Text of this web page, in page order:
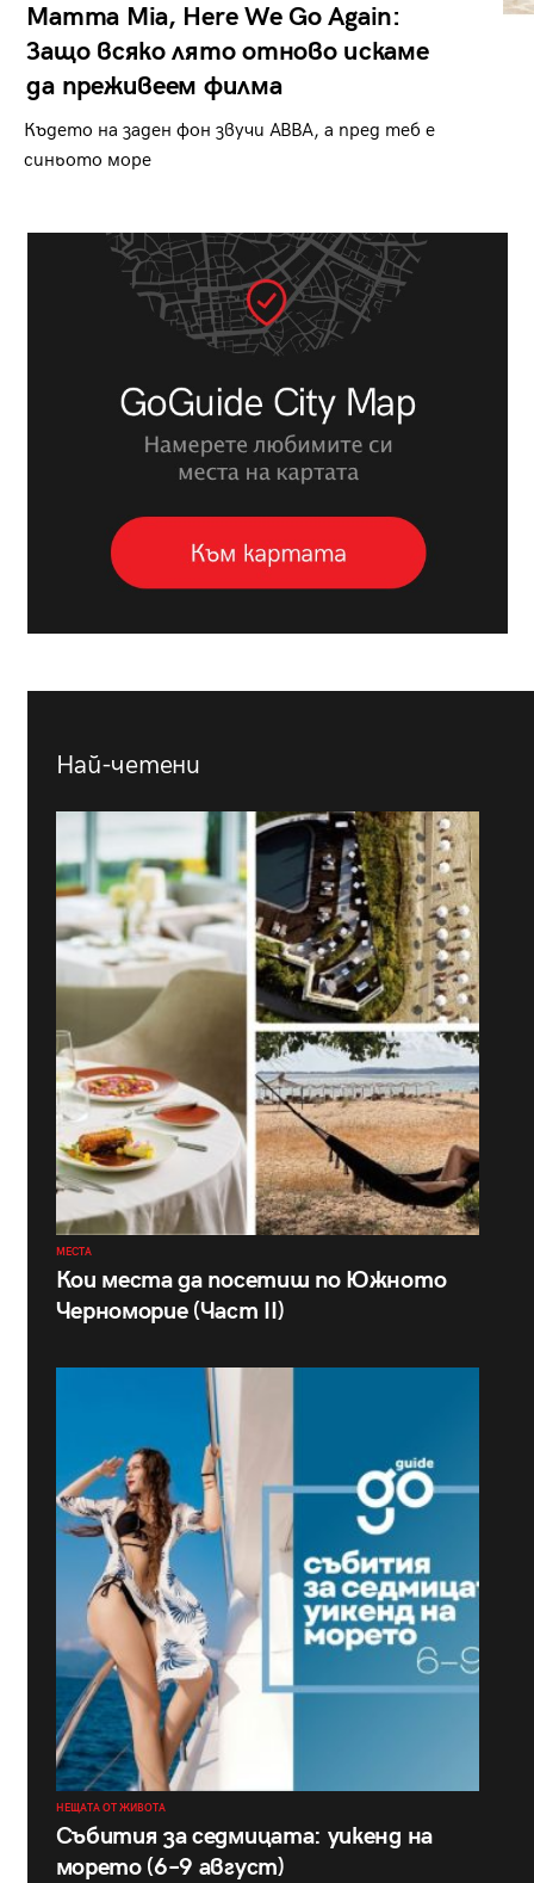
Mamma Mia, Here We Go Again:
Защо всяко лято отново искаме
да преживеем филма
Където на заден фон звучи ABBA, а пред теб е
синьото море
Най-четени
МЕСТА
Кои места да посетиш по Южното
Черноморие (Част II)
НЕЩАТА ОТ ЖИВОТА
Събития за седмицата: уикенд на
морето (6–9 август)